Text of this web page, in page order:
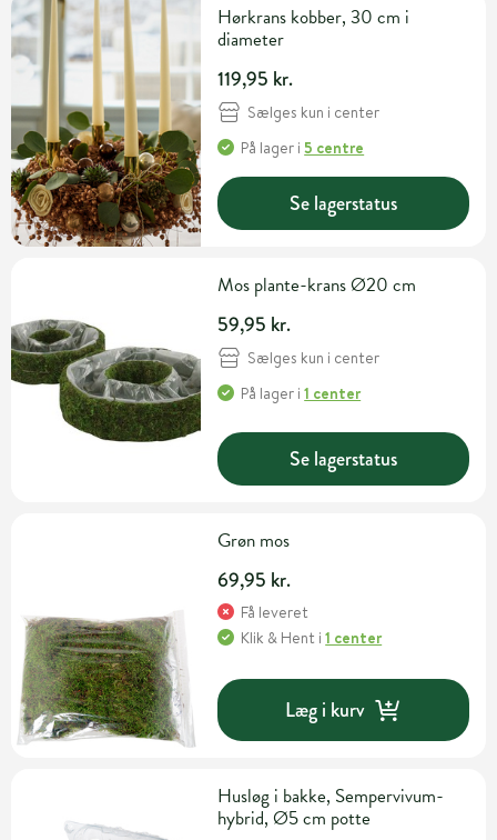
Hørkrans kobber, 30 cm i
diameter
119,95 kr.
Sælges kun i center
På lager i5 centre
Se lagerstatus
Mos plante-krans Ø20 cm
59,95 kr.
Sælges kun i center
På lager i1 center
Se lagerstatus
Grøn mos
69,95 kr.
Få leveret
Klik & Hent i1 center
Læg i kurv
Husløg i bakke, Sempervivum-
hybrid, Ø5 cm potte